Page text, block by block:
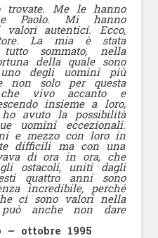
Me le hanno
e Paolo. Mi hanno
autentici. Ecco,
La mia è stata
tutto sommato, nella
della quale sono
degli uomini più
non solo per questa
che vivo accanto e
insieme a loro,
avuto la possibilità
uomini eccezionali.
e mezzo con loro in
difficili ma con una
di ora in ora, che
ostacoli, uniti dagli
quattro anni sono
incredibile, perché
ci sono valori nella
anche non dare
– ottobre 1995